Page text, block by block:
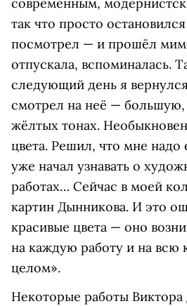
современным,
так что просто
посмотрел — и прошёл
отпускала, вспоминалась.
следующий день я
смотрел на неё — большую,
жёлтых тонах.
цвета. Решил, что мне надо
уже начал узнавать о
работах… Сейчас в моей
картин Дынникова. И это
красивые цвета — оно
на каждую работу и на всю
целом».
Некоторые работы